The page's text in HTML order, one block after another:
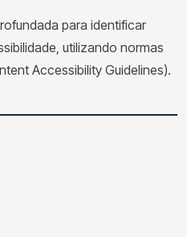
para identificar
utilizando normas
Accessibility Guidelines).